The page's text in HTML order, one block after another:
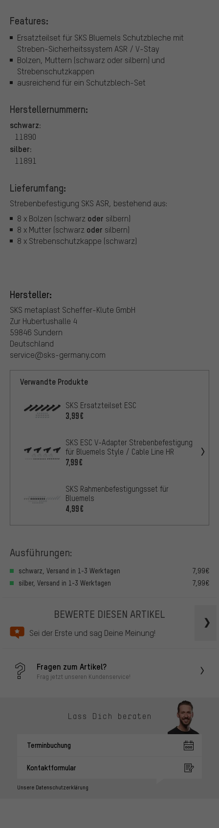
Features:
Ersatzteilset für SKS Bluemels Schutzbleche mit
Streben-Sicherheitssystem ASR / V-Stay
Bolzen, Muttern (schwarz oder silbern) und
Strebenschutzkappen
ausreichend für ein Schutzblech-Set
Herstellernummern:
schwarz:
11890
silber:
11891
Lieferumfang:
Strebenbefestigung SKS ASR, bestehend aus:
8 x Bolzen (schwarz oder silbern)
8 x Mutter (schwarz oder silbern)
8 x Strebenschutzkappe (schwarz)
Hersteller:
SKS metaplast Scheffer-Klute GmbH
Zur Hubertushalle 4
59846 Sundern
Deutschland
service@sks-germany.com
Verwandte Produkte
SKS Ersatzteilset ESC
3,99€
SKS ESC V-Adapter Strebenbefestigung
für Bluemels Style / Cable Line HR
7,99€
SKS Rahmenbefestigungsset für
Bluemels
4,99€
Ausführungen:
schwarz, Versand in 1-3 Werktagen
7,99€
silber, Versand in 1-3 Werktagen
7,99€
BEWERTE DIESEN ARTIKEL
Sei der Erste und sag Deine Meinung!
Fragen zum Artikel?
Frag jetzt unseren Kundenservice!
Lass Dich beraten
Terminbuchung
Kontaktformular
Unsere Datenschutzerklärung